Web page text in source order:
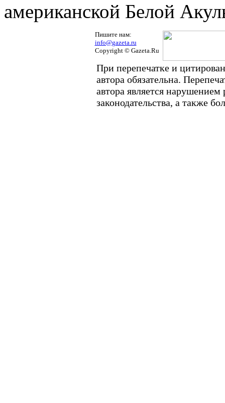
американской Белой
Пишите нам:
info@gazeta.ru
Copyright © Gazeta.Ru
При перепечатке и
автора обязательна.
автора является
законодательства, а также